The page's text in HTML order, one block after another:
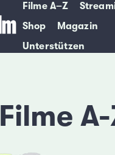
Filme A–Z
Shop
Magazin
Unterstützen
Filme